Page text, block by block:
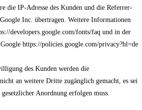
die IP-Adresse des Kunden und die Referrer-
Inc. übertragen. Weitere Informationen
developers.google.com/fonts/faq und in der
https://policies.google.com/privacy?hl=de
des Kunden werden die
an weitere Dritte zugänglich gemacht, es sei
gesetzlicher Anordnung erfolgen muss.